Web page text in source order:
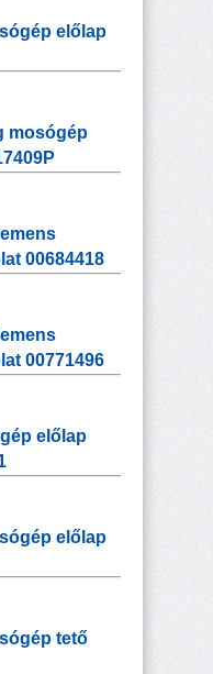
előlap
mosógép
00684418
00771496
előlap
előlap
tető